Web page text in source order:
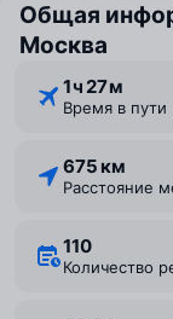
Общая
Москва
1 ⁠ч 27 ⁠м
Время в пути
675 км
Расстояние
110
Количество